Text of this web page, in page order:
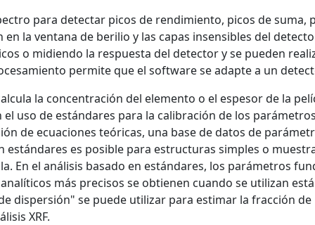
para detectar picos de rendimiento, picos de
la ventana de berilio y las capas insensibles del
o midiendo la respuesta del detector y se pueden
permite que el software se adapte a un
la concentración del elemento o el espesor de la
uso de estándares para la calibración de los
de ecuaciones teóricas, una base de datos de
es posible para estructuras simples o
En el análisis basado en estándares, los parámetros
más precisos se obtienen cuando se utilizan
dispersión" se puede utilizar para estimar la fracción
XRF.